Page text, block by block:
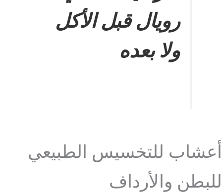
رويال قبل الأكل
ولا بعده
أعشاب للتخسيس الطبيعي
للبطن والأرداف